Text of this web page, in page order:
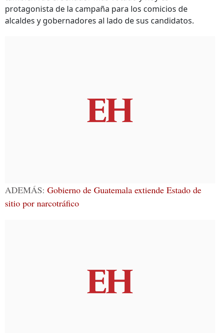
protagonista de la campaña para los comicios de
alcaldes y gobernadores al lado de sus candidatos.
ADEMÁS: Gobierno de Guatemala extiende Estado de
sitio por narcotráfico